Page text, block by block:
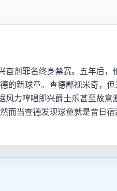
奋剂罪名终身禁赛。五年后，
的新球童。查德鄙视米奇，但
风力哼唱即兴爵士乐甚至故意
而当查德发现球童就是昔日